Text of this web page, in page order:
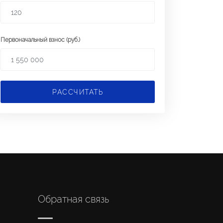
Первоначальный взнос (руб.)
РАССЧИТАТЬ
Обратная связь